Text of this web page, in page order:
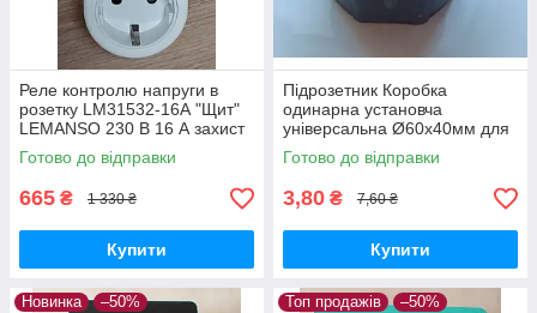
Реле контролю напруги в
розетку LM31532-16А "Щит"
LEMANSO 230 В 16 А захист
перепадів напруги
Готово до відправки
665 ₴ 1 330 ₴
Купити
Підрозетник Коробка
одинарна установча
універсальна Ø60х40мм для
прокладки проводки у
житлових та офісних
приміщеннях
Готово до відправки
3,80 ₴ 7,60 ₴
Купити
Новинка –50% Топ продажів –50%